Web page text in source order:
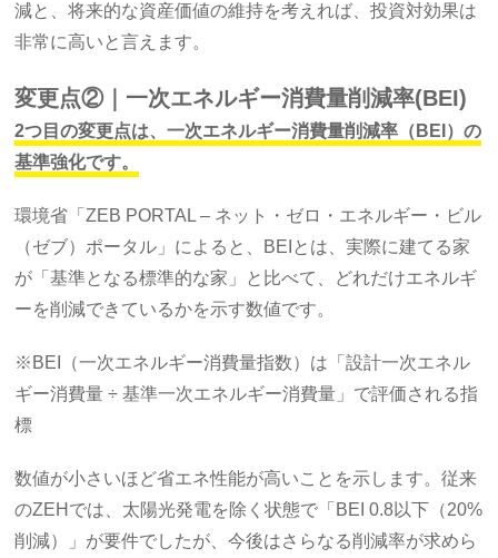
減と、将来的な資産価値の維持を考えれば、投資対効果は
非常に高いと言えます。
変更点②｜一次エネルギー消費量削減率(BEI)
2つ目の変更点は、一次エネルギー消費量削減率（BEI）の
基準強化です。
環境省「ZEB PORTAL – ネット・ゼロ・エネルギー・ビル
（ゼブ）ポータル」によると、BEIとは、実際に建てる家
が「基準となる標準的な家」と比べて、どれだけエネルギ
ーを削減できているかを示す数値です。
※BEI（一次エネルギー消費量指数）は「設計一次エネル
ギー消費量 ÷ 基準一次エネルギー消費量」で評価される指
標
数値が小さいほど省エネ性能が高いことを示します。従来
のZEHでは、太陽光発電を除く状態で「BEI 0.8以下（20%
削減）」が要件でしたが、今後はさらなる削減率が求めら